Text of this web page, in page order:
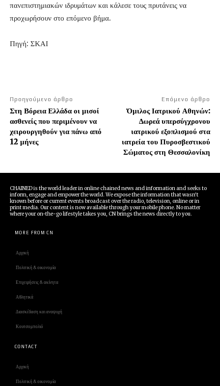
πανεπιστημιακών ιδρυμάτων και κάλεσε τους πρυτάνεις να
προχωρήσουν στο επόμενο βήμα.
Πηγή: ΣΚΑΙ
Προηγούμενο άρθρο
Στη Βόρεια Ελλάδα οι μισοί
ασθενείς που περιμένουν να
χειρουργηθούν για πάνω από
12 μήνες
Επόμενο άρθρο
Όμιλος Ιατρικού Αθηνών:
Δωρεά υπερσύγχρονου
ιατρικού εξοπλισμού στα
ιατρεία του Πυροσβεστικού
Σώματος στη Θεσσαλονίκη
CHAINED is the world leader in online chained news and information and seeks to
inform, engage and empower the world. We expose the information that wasn't
known before or current events broadcast over the radio, television, online or in
print media. Our content is now available through your mobile phone. No matter
where your on-the-go lifestyle takes you, CN brings the news directly to you.
MORE FROM CN
Αρχική
Πολιτική & οικονομία
Επιχειρήσεις & ακίνητα
Αθλητικά
Διασκέδαση και αναψυχή
Κουτσομπολιό
CONTACT
Αρχική
Πολιτική & οικονομία